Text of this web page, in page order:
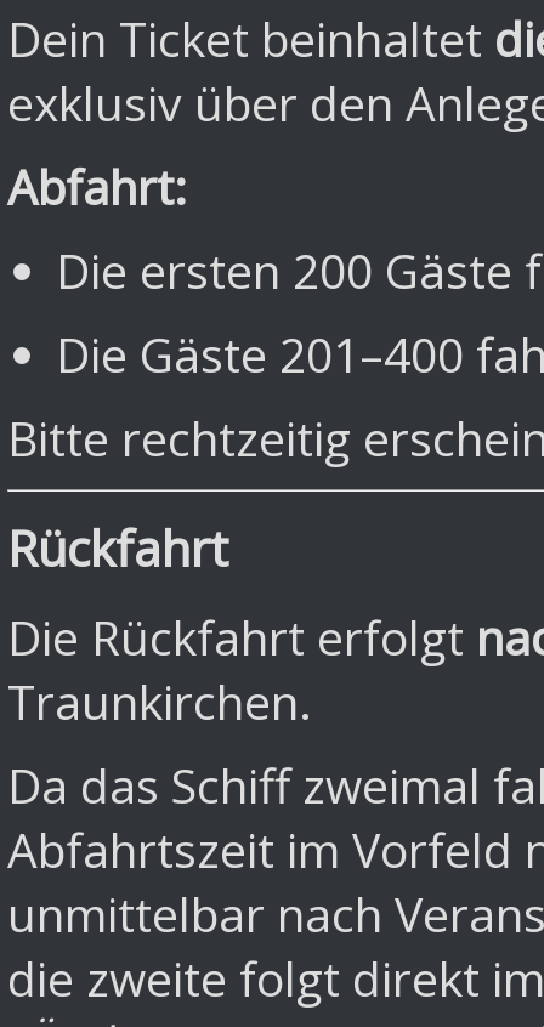
Dein Ticket beinhaltet
exklusiv über den
Abfahrt:
Die ersten 200 Gäste
Die Gäste 201–400
Bitte rechtzeitig
Rückfahrt
Die Rückfahrt erfolgt
Traunkirchen.
Da das Schiff zweimal
Abfahrtszeit im Vorfeld
unmittelbar nach
die zweite folgt direkt